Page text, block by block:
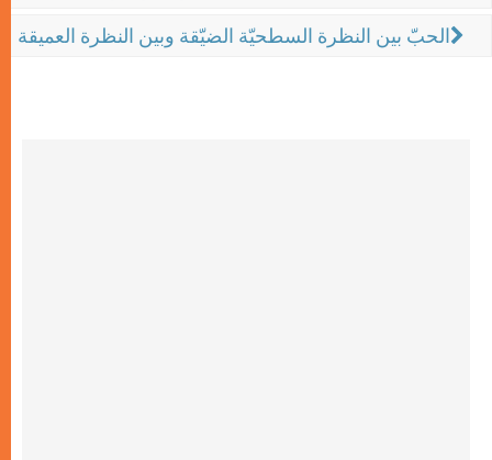
الحبّ بين النظرة السطحيّة الضيّقة وبين النظرة العميقة